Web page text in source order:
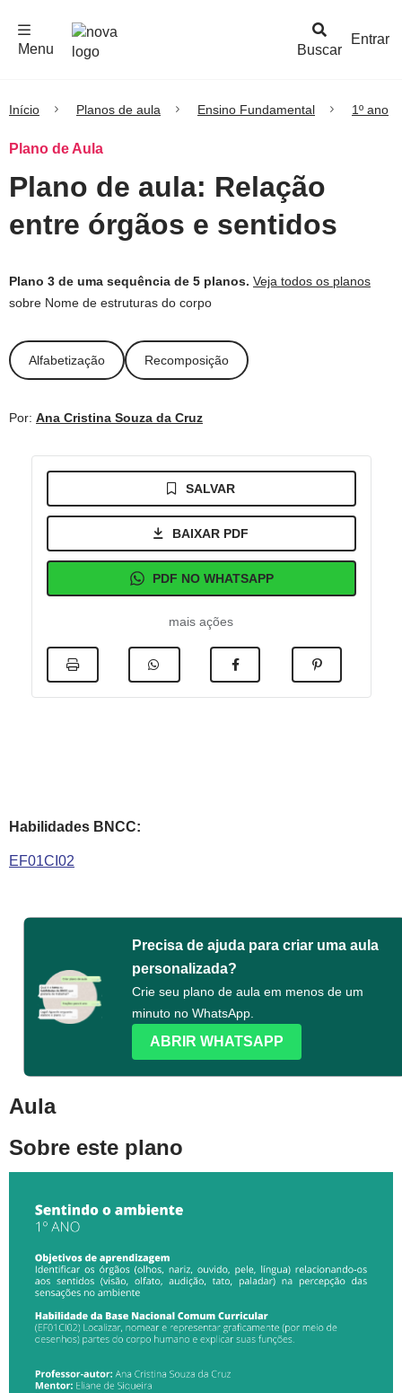
Buscar
Menu
Entrar
Início Planos de aula Ensino Fundamental 1º ano
Plano de Aula
Plano de aula: Relação
entre órgãos e sentidos
Plano 3 de uma sequência de 5 planos. Veja todos os planos
sobre Nome de estruturas do corpo
Alfabetização Recomposição
Por: Ana Cristina Souza da Cruz
SALVAR
BAIXAR PDF
PDF NO WHATSAPP
mais ações
Habilidades BNCC:
EF01CI02
Precisa de ajuda para criar uma aula
personalizada?
Crie seu plano de aula em menos de um
minuto no WhatsApp.
ABRIR WHATSAPP
Aula
Sobre este plano